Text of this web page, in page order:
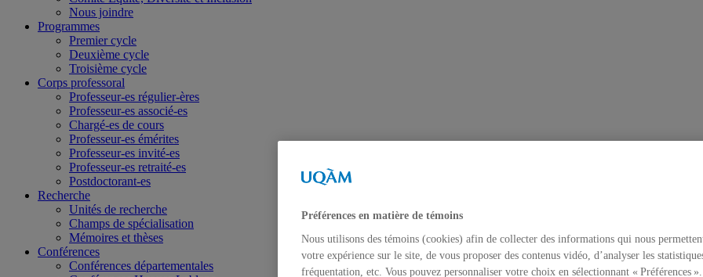
Nous joindre
Programmes
Premier cycle
Deuxième cycle
Troisième cycle
Corps professoral
Professeur-es régulier-ères
Professeur-es associé-es
Chargé-es de cours
Professeur-es émérites
Professeur-es invité-es
Professeur-es retraité-es
Postdoctorant-es
Recherche
Unités de recherche
Champs de spécialisation
Mémoires et thèses
Conférences
Conférences départementales
Préférences en matière de témoins
Nous utilisons des témoins (cookies) afin de collecter des informations qui nous
votre expérience sur le site, de vous proposer des contenus vidéo, d’analyser les
fréquentation, etc. Vous pouvez personnaliser votre choix en sélectionnant « Préférences ».